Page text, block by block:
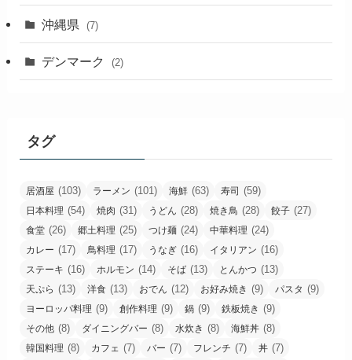
沖縄県 (7)
デンマーク (2)
タグ
居酒屋 (103) ラーメン (101) 海鮮 (63) 寿司 (59)
日本料理 (54) 焼肉 (31) うどん (28) 焼き鳥 (28) 餃子 (27)
食堂 (26) 郷土料理 (25) つけ麺 (24) 中華料理 (24)
カレー (17) 鳥料理 (17) うなぎ (16) イタリアン (16)
ステーキ (16) ホルモン (14) そば (13) とんかつ (13)
天ぷら (13) 洋食 (13) おでん (12) お好み焼き (9) パスタ (9)
ヨーロッパ料理 (9) 創作料理 (9) 鍋 (9) 鉄板焼き (9)
その他 (8) ダイニングバー (8) 水炊き (8) 海鮮丼 (8)
韓国料理 (8) カフェ (7) バー (7) フレンチ (7) 丼 (7)